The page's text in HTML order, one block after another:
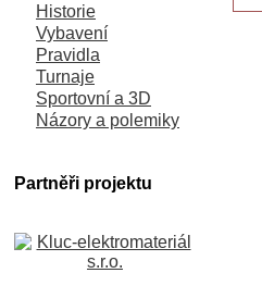
Historie
Vybavení
Pravidla
Turnaje
Sportovní a 3D
Názory a polemiky
Partněři projektu